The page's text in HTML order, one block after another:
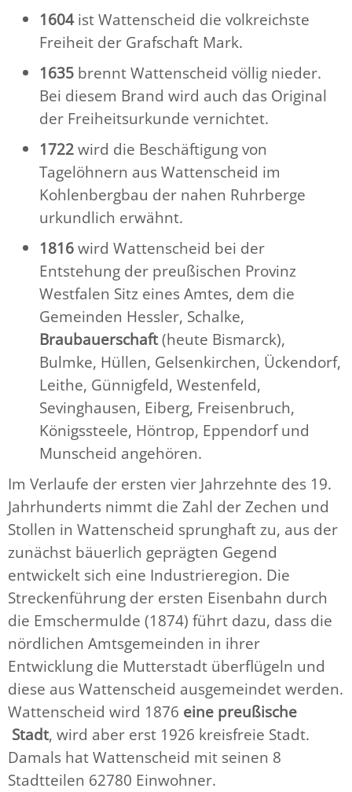
1604ist Wattenscheid die volkreichste
Freiheit der Grafschaft Mark.
1635 brennt Wattenscheid völlig nieder.
Bei diesem Brand wird auch das Original
der Freiheitsurkunde vernichtet.
1722wird die Beschäftigung von
Tagelöhnern aus Wattenscheid im
Kohlenbergbau der nahen Ruhrberge
urkundlich erwähnt.
1816wird Wattenscheid bei der
Entstehung der preußischen Provinz
Westfalen Sitz eines Amtes, dem die
Gemeinden Hessler, Schalke,
Braubauerschaft(heute Bismarck),
Bulmke, Hüllen, Gelsenkirchen, Ückendorf,
Leithe, Günnigfeld, Westenfeld,
Sevinghausen, Eiberg, Freisenbruch,
Königssteele, Höntrop, Eppendorf und
Munscheid angehören.
Im Verlaufe der ersten vier Jahrzehnte des 19.
Jahrhunderts nimmt die Zahl der Zechen und
Stollen in Wattenscheid sprunghaft zu, aus der
zunächst bäuerlich geprägten Gegend
entwickelt sich eine Industrieregion. Die
Streckenführung der ersten Eisenbahn durch
die Emschermulde (1874) führt dazu, dass die
nördlichen Amtsgemeinden in ihrer
Entwicklung die Mutterstadt überflügeln und
diese aus Wattenscheid ausgemeindet werden.
Wattenscheid wird 1876 eine preußische
Stadt, wird aber erst 1926 kreisfreie Stadt.
Damals hat Wattenscheid mit seinen 8
Stadtteilen 62780 Einwohner.